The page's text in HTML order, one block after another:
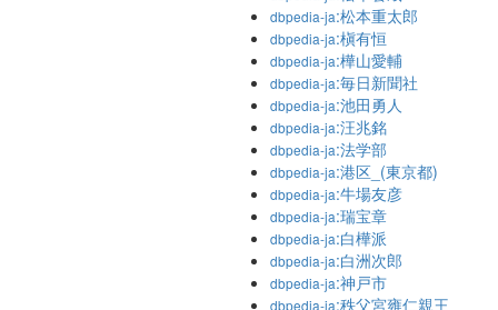
dbpedia-ja:松本重太郎
dbpedia-ja:槇有恒
dbpedia-ja:樺山愛輔
dbpedia-ja:毎日新聞社
dbpedia-ja:池田勇人
dbpedia-ja:汪兆銘
dbpedia-ja:法学部
dbpedia-ja:港区_(東京都)
dbpedia-ja:牛場友彦
dbpedia-ja:瑞宝章
dbpedia-ja:白樺派
dbpedia-ja:白洲次郎
dbpedia-ja:神戸市
dbpedia-ja:秩父宮雍仁親王